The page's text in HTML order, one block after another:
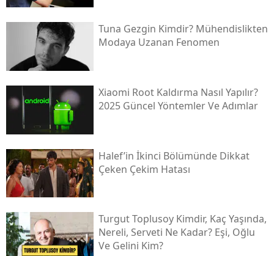
Tuna Gezgin Kimdir? Mühendislikten
Modaya Uzanan Fenomen
Xiaomi Root Kaldırma Nasıl Yapılır?
2025 Güncel Yöntemler Ve Adımlar
Halef’in İkinci Bölümünde Dikkat
Çeken Çekim Hatası
Turgut Toplusoy Kimdir, Kaç Yaşında,
Nereli, Serveti Ne Kadar? Eşi, Oğlu
Ve Gelini Kim?